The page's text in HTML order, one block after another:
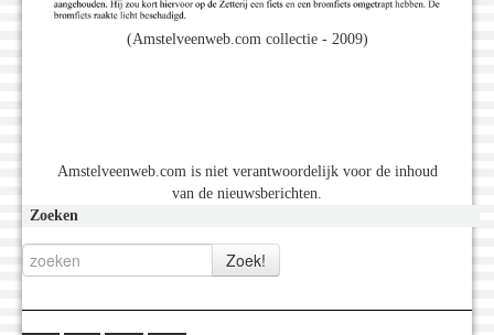
(Amstelveenweb.com collectie - 2009)
Amstelveenweb.com is niet verantwoordelijk voor de inhoud
van de nieuwsberichten.
Zoeken